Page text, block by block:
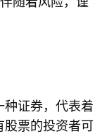
证券，代表着
票的投资者可